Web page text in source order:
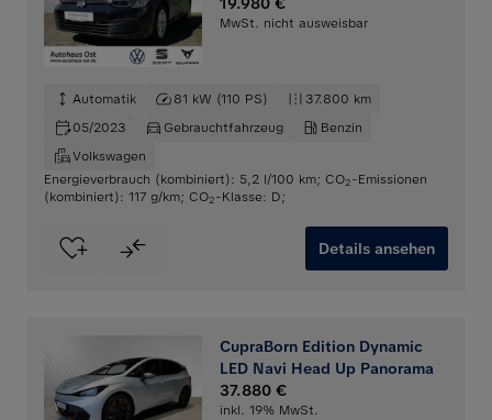
MwSt. nicht ausweisbar
Automatik 81 kW (110 PS)
37.800 km
05/2023
Gebrauchtfahrzeug
Benzin
Volkswagen
Energieverbrauch (kombiniert): 5,2 l/100 km; CO2-Emissionen
(kombiniert): 117 g/km; CO2-Klasse: D;
Details ansehen
CupraBorn Edition Dynamic
LED Navi Head Up Panorama
37.880 €
inkl. 19% MwSt.